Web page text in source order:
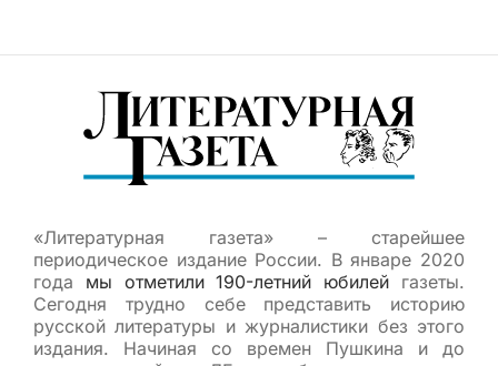
«Литературная газета» – старейшее
периодическое издание России. В январе 2020
года мы отметили 190-летний юбилей газеты.
Сегодня трудно себе представить историю
русской литературы и журналистики без этого
издания. Начиная со времен Пушкина и до